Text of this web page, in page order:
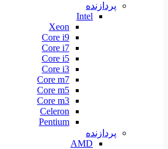
پردازنده
Intel
Xeon
Core i9
Core i7
Core i5
Core i3
Core m7
Core m5
Core m3
Celeron
Pentium
پردازنده
AMD